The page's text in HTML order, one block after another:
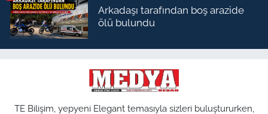
Arkadaşı tarafından boş arazide
ölü bulundu
TE Bilişim, yepyeni Elegant temasıyla sizleri buluştururken,